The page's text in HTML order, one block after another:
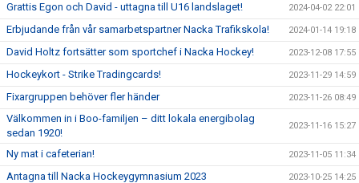
Grattis Egon och David - uttagna till U16 landslaget! 2024-04-02 22:01
Erbjudande från vår samarbetspartner Nacka Trafikskola! 2024-01-14 19:18
David Holtz fortsätter som sportchef i Nacka Hockey! 2023-12-08 17:55
Hockeykort - Strike Tradingcards! 2023-11-29 14:59
Fixargruppen behöver fler händer 2023-11-26 08:49
Välkommen in i Boo-familjen – ditt lokala energibolag
sedan 1920!
2023-11-16 15:27
Ny mat i cafeterian! 2023-11-05 11:34
Antagna till Nacka Hockeygymnasium 2023 2023-10-25 14:25